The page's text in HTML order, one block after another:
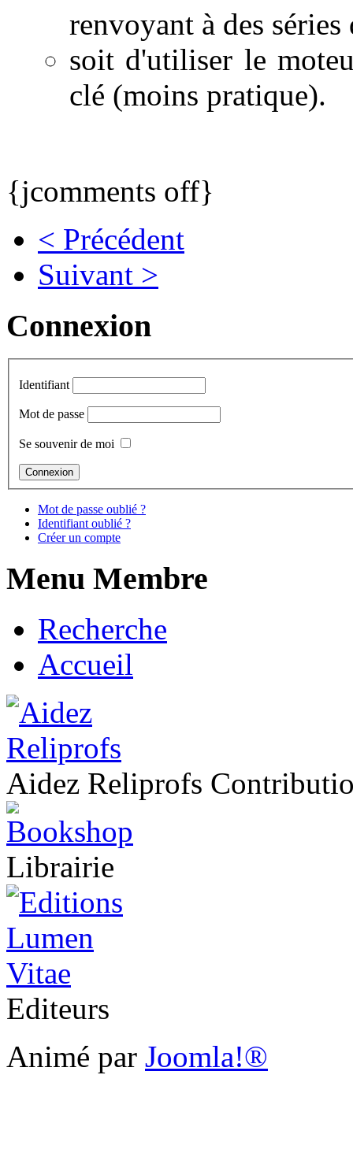
renvoyant à des
soit d'utiliser le
clé (moins pratique).
{jcomments off}
< Précédent
Suivant >
Connexion
Identifiant
Mot de passe
Se souvenir de moi
Mot de passe oublié ?
Identifiant oublié ?
Créer un compte
Menu Membre
Recherche
Accueil
Aidez Reliprofs
Librairie
Editeurs
Animé par Joomla!®